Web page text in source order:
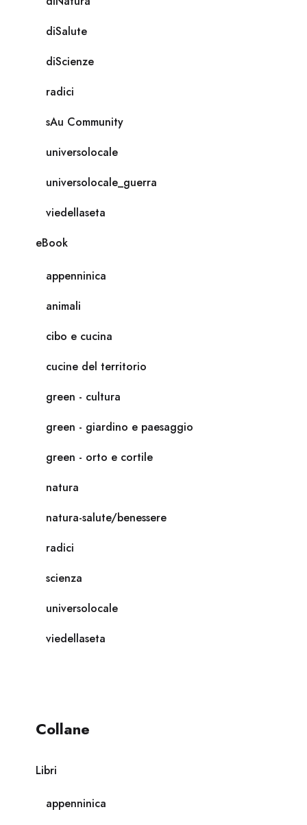
diSalute
diScienze
radici
sAu Community
universolocale
universolocale_guerra
viedellaseta
eBook
appenninica
animali
cibo e cucina
cucine del territorio
green - cultura
green - giardino e paesaggio
green - orto e cortile
natura
natura-salute/benessere
radici
scienza
universolocale
viedellaseta
Collane
Libri
appenninica